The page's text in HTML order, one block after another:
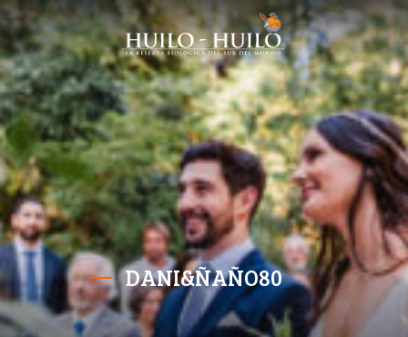
DANI&ÑAÑO80